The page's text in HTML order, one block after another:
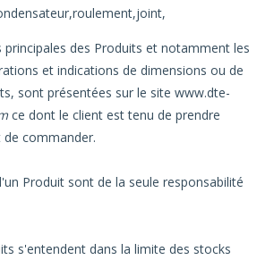
principales des Produits et notamment les
et indications de dimensions ou de
sont présentées sur le site www.dte-
ce dont le client est tenu de prendre
commander.
Produit sont de la seule responsabilité
s'entendent dans la limite des stocks